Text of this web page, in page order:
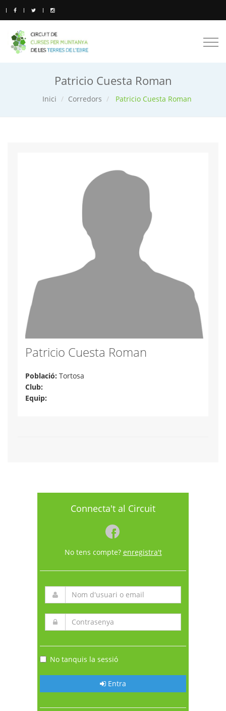
Patricio Cuesta Roman
Inici Corredors Patricio Cuesta Roman
Patricio Cuesta Roman
Població: Tortosa
Club:
Equip:
Connecta't al Circuit
No tens compte? enregistra't
No tanquis la sessió
Entra